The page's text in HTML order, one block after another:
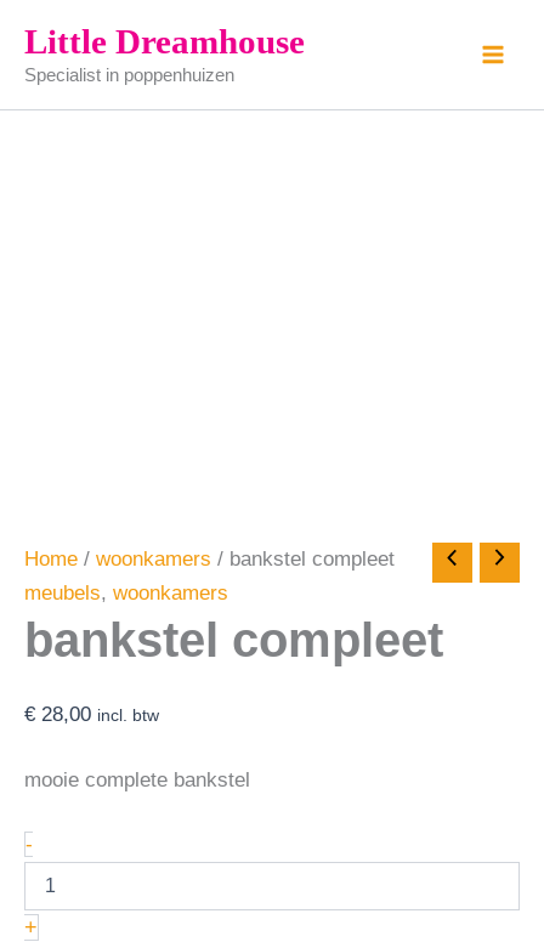
naar
inhoud
Little Dreamhouse
Specialist in poppenhuizen
Home / woonkamers / bankstel compleet
meubels, woonkamers
bankstel compleet
€ 28,00 incl. btw
mooie complete bankstel
-
compleet
aantal
+